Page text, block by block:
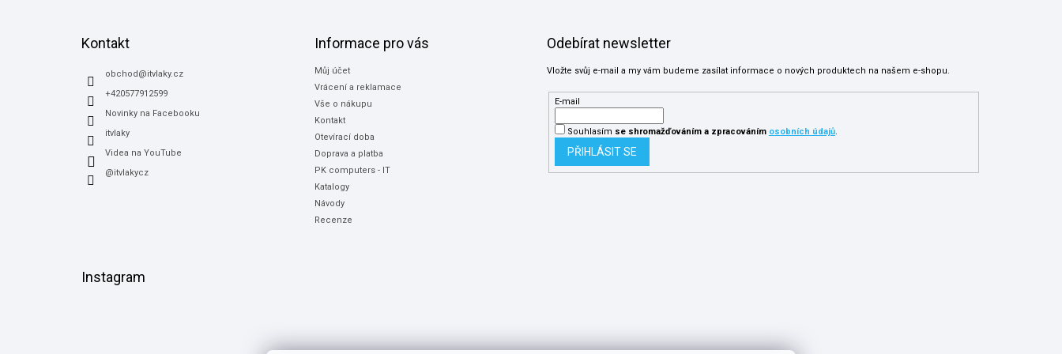
Kontakt
obchod@itvlaky.cz
+420577912599
Novinky na Facebooku
itvlaky
Videa na YouTube
@itvlakycz
Informace pro vás
Můj účet
Vrácení a reklamace
Vše o nákupu
Kontakt
Otevírací doba
Doprava a platba
PK computers - IT
Katalogy
Návody
Recenze
Odebírat newsletter
Vložte svůj e-mail a my vám budeme zasílat informace o nových produktech na našem e-shopu.
E-mail
Souhlasím se shromažďováníma zpracováním osobních údajů.
PŘIHLÁSIT SE
Instagram